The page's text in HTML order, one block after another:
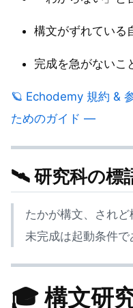
構文がずれている
完成を急がないこ
🪐 Echodemy 規約 &
ためのガイド —
🛰 研究科の標
たかが構文、されど
未完成は起動条件で
🎓 構文研